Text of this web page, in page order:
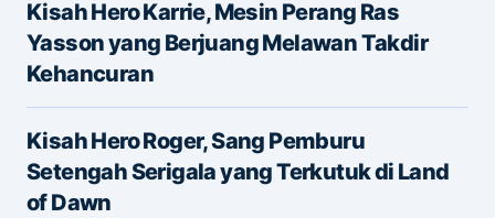
Kisah Hero Karrie, Mesin Perang Ras
Yasson yang Berjuang Melawan Takdir
Kehancuran
Kisah Hero Roger, Sang Pemburu
Setengah Serigala yang Terkutuk di Land
of Dawn